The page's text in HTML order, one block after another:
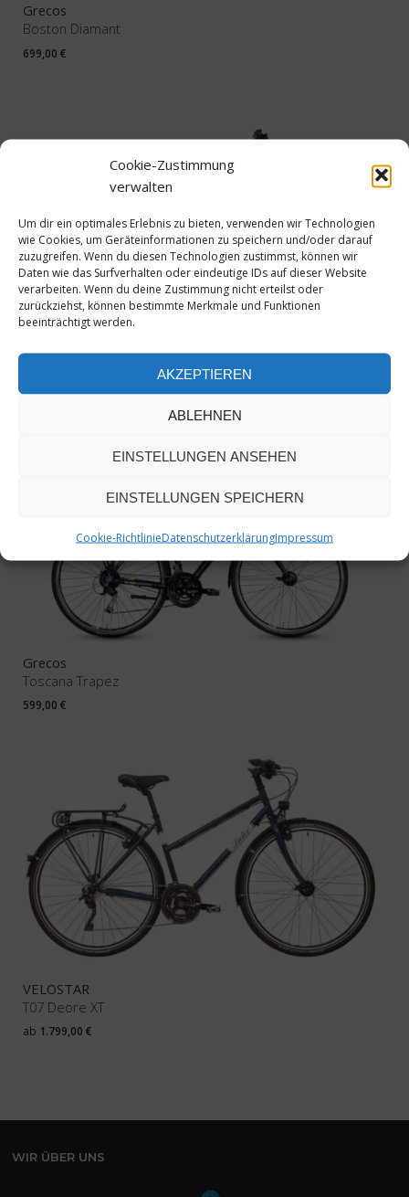
Cookie-Zustimmung
verwalten
Um dir ein optimales Erlebnis zu bieten, verwenden wir Technologien
wie Cookies, um Geräteinformationen zu speichern und/oder darauf
zuzugreifen. Wenn du diesen Technologien zustimmst, können wir
Daten wie das Surfverhalten oder eindeutige IDs auf dieser Website
verarbeiten. Wenn du deine Zustimmung nicht erteilst oder
zurückziehst, können bestimmte Merkmale und Funktionen
beeinträchtigt werden.
AKZEPTIEREN
ABLEHNEN
EINSTELLUNGEN ANSEHEN
EINSTELLUNGEN SPEICHERN
Cookie-RichtlinieDatenschutzerklärungImpressum
Grecos
Boston Diamant
699,00€
Tessin Trapez
Grecos
Toscana Trapez
599,00€
VELOSTAR
T07 Deore XT
ab 1.799,00€
WIR ÜBER UNS